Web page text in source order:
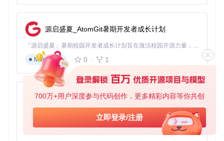
700万+用户深度参与代码创作，更多精彩内容等你共创
立即登录/注册
源启盛夏_AtomGit暑期开发者成长计划
「源启盛夏」暑期校园开发者成长计划旨在激活校园开源力量，通过积分激励、认证扶持、资源倾斜等形式，引导高校组织和开发者完成「入驻 — 建项目 — 做贡献 — 获认证 — 得资源」的完整闭环。无论你是想带领社团入驻平台的组织者，还是希望用代码贡献证明自己的开发者，都能在这里找到属于你的成长路径。
Markdown
0 1
py-xiaozhi
基于Python的Xiaozhi AI，适用于想要完整Xiaozhi体验而无需拥有专用硬件的用户。
Python
0 1